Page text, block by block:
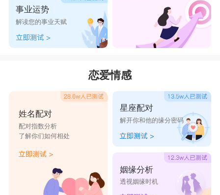
事业运势
解读您的事业天赋
恋爱情感
姓名配对
配对指数分析
了解你们如何相处
星座配对
解开你和他的缘分密码
姻缘分析
透视姻缘时机